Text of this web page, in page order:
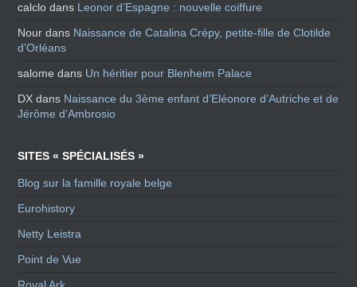
calclo dans Leonor d’Espagne : nouvelle coiffure
Nour dans Naissance de Catalina Crépy, petite-fille de Clotilde
d’Orléans
salome dans Un héritier pour Blenheim Palace
DX dans Naissance du 3ème enfant d’Eléonore d’Autriche et de
Jérôme d’Ambrosio
SITES « SPÉCIALISÉS »
Blog sur la famille royale belge
Eurohistory
Netty Leistra
Point de Vue